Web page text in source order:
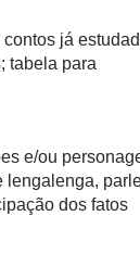
já
tabela para
e/ou
lengalenga,
dos fatos